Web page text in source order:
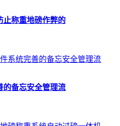
止称重地磅作弊的
的备忘安全管理流